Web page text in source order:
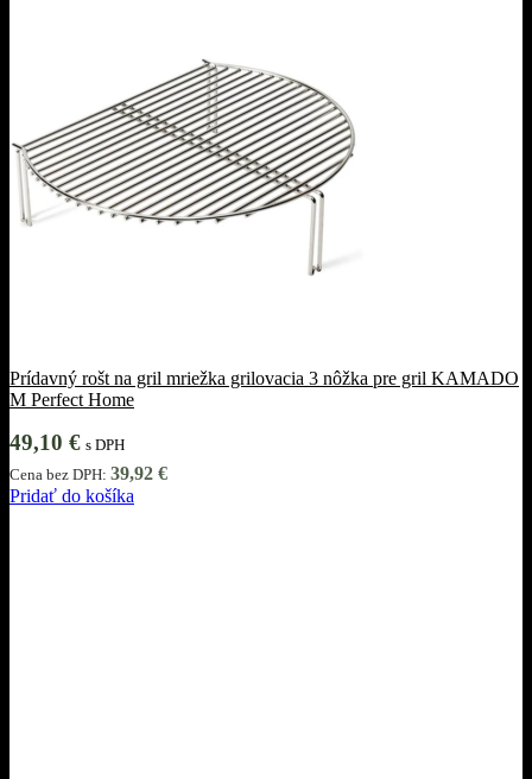
Prídavný rošt na gril mriežka grilovacia 3 nôžka pre gril KAMADO
M Perfect Home
49,10 € s DPH
Cena bez DPH: 39,92 €
Pridať do košíka